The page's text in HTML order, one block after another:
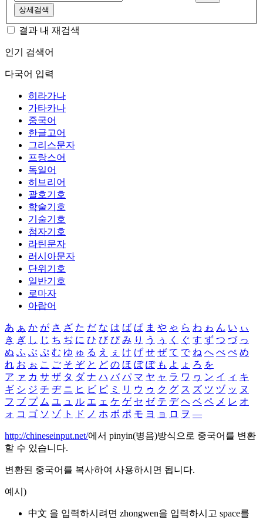
상세검색
결과 내 재검색
인기 검색어
다국어 입력
히라가나
가타카나
중국어
한글고어
그리스문자
프랑스어
독일어
히브리어
괄호기호
학술기호
기술기호
첨자기호
라틴문자
러시아문자
단위기호
일반기호
로마자
아랍어
あ ぁ か が さ ざ た だ な は ば ぱ ま や ゃ ら わ ゎ ん い ぃ
き ぎ し じ ち ぢ に ひ び ぴ み り う ぅ く ぐ す ず つ づ っ
ぬ ふ ぶ ぷ む ゆ ゅ る え ぇ け げ せ ぜ て で ね へ べ ぺ め
れ お ぉ こ ご そ ぞ と ど の ほ ぼ ぽ も よ ょ ろ を
ア ァ カ サ ザ タ ダ ナ ハ バ パ マ ヤ ャ ラ ワ ヮ ン イ ィ キ
ギ シ ジ チ ヂ ニ ヒ ビ ピ ミ リ ウ ゥ ク グ ス ズ ツ ヅ ッ ヌ
フ ブ プ ム ユ ュ ル エ ェ ケ ゲ セ ゼ テ デ ヘ ベ ペ メ レ オ
ォ コ ゴ ソ ゾ ト ド ノ ホ ボ ポ モ ヨ ョ ロ ヲ ―
http://chineseinput.net/에서 pinyin(병음)방식으로 중국어를 변환
할 수 있습니다.
변환된 중국어를 복사하여 사용하시면 됩니다.
예시)
中文 을 입력하시려면 zhongwen을 입력하시고 space를